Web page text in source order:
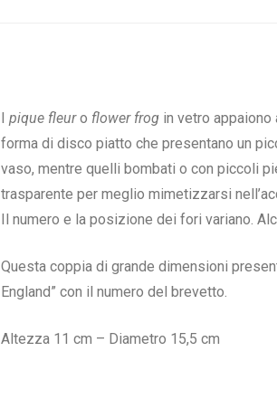
pique fleuro flower frog in vetro appaiono
forma di disco piatto che presentano un
vaso, mentre quelli bombati o con piccoli
trasparente per meglio mimetizzarsi
Il numero e la posizione dei fori variano.
Questa coppia di grande dimensioni
England” con il numero del brevetto.
Altezza 11 cm – Diametro 15,5 cm